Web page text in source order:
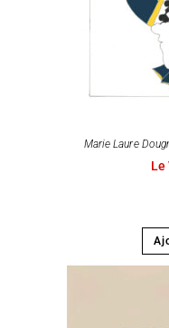
Marie Laure
Le